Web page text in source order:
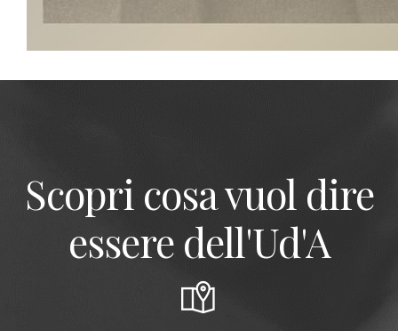
Scopri cosa vuol dire
essere dell'Ud'A